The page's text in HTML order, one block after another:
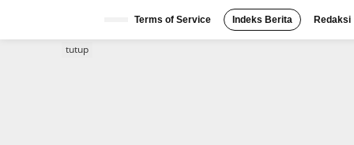
Terms of Service Indeks Berita Redaksi
tutup